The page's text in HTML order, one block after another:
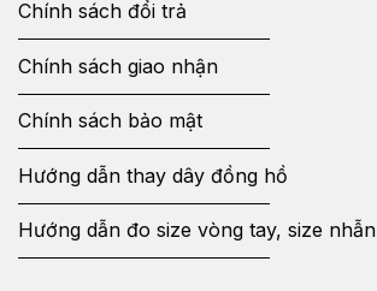
Chính sách đổi trả
Chính sách giao nhận
Chính sách bảo mật
Hướng dẫn thay dây đồng hồ
Hướng dẫn đo size vòng tay, size nhẫn